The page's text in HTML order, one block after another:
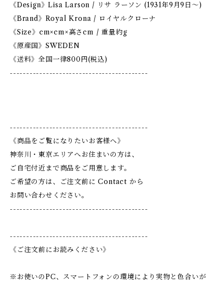
《Design》Lisa Larson / リサ ラーソン (1931年9月9日〜)
《Brand》Royal Krona / ロイヤルクローナ
《Size》cm×cm×高さcm / 重量約g
《原産国》SWEDEN
《送料》全国一律800円(税込)
------------------------------------------
------------------------------------------
《商品をご覧になりたいお客様へ》
神奈川・東京エリアへお住まいの方は、
ご自宅付近まで商品をご用意します。
ご希望の方は、ご注文前に Contact から
お問い合わせください。
------------------------------------------
------------------------------------------
《ご注文前にお読みください》
※お使いのPC、スマートフォンの環境により実物と色合いが